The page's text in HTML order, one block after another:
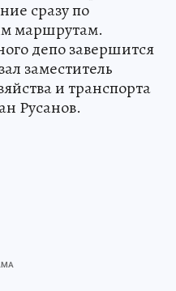
сразу по
маршрутам.
депо завершится
заместитель
и транспорта
Русанов.